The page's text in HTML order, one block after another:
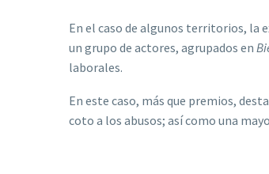
En el caso de algunos territorios, la
un grupo de actores, agrupados en
laborales.
En este caso, más que premios,
coto a los abusos; así como una